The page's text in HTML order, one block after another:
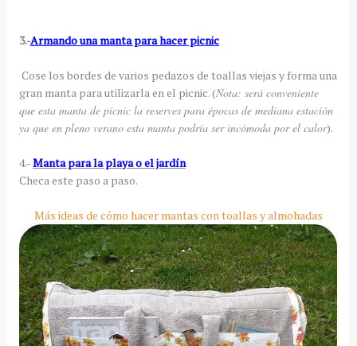
3.-Armando una manta para hacer picnic
Cose los bordes de varios pedazos de toallas viejas y forma una
gran manta para utilizarla en el picnic. (Nota: será conveniente
que esta manta de picnic la reserves para épocas de mediana estación
ya que en pleno verano esta manta podría ser incómoda por el calor).
4.-Manta para la playa o el jardín
Checa este paso a paso.
Más ideas de cómo hacer mantas con toallas y almohadas